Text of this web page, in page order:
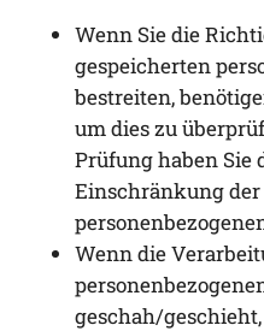
Wenn Sie die
gespeicherten
bestreiten,
um dies zu
Prüfung haben Sie
Einschränkung
Wenn die
geschah/